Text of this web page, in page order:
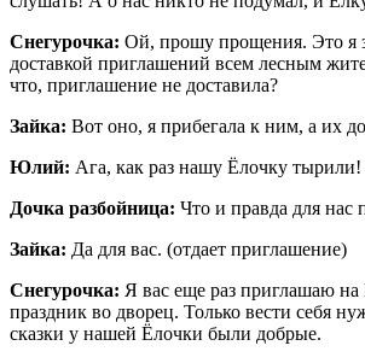
Снегурочка: Ой, прошу прощения. Это я
доставкой приглашений всем лесным
что, приглашение не доставила?
Зайка: Вот оно, я прибегала к ним, а их
Юлий: Ага, как раз нашу Ёлочку тырили!
Дочка разбойница: Что и правда для нас
Зайка: Да для вас. (отдает приглашение)
Снегурочка: Я вас еще раз приглашаю
праздник во дворец. Только вести себя
сказки у нашей Ёлочки были добрые.